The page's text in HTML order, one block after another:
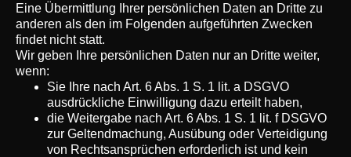
Eine Übermittlung Ihrer persönlichen Daten an Dritte zu
anderen als den im Folgenden aufgeführten Zwecken
findet nicht statt.
Wir geben Ihre persönlichen Daten nur an Dritte weiter,
wenn:
Sie Ihre nach Art. 6 Abs. 1 S. 1 lit. a DSGVO
ausdrückliche Einwilligung dazu erteilt haben,
die Weitergabe nach Art. 6 Abs. 1 S. 1 lit. f DSGVO
zur Geltendmachung, Ausübung oder Verteidigung
von Rechtsansprüchen erforderlich ist und kein